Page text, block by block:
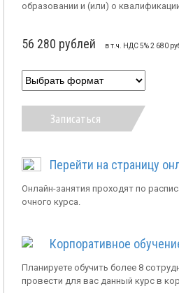
образовании и (или) о
56 280 рублей в т.ч. НДС 5% 2 680
Записаться
Перейти на страницу
Онлайн-занятия проходят по
очного курса.
Корпоративное
Планируете обучить более 8
провести для вас данный курс в